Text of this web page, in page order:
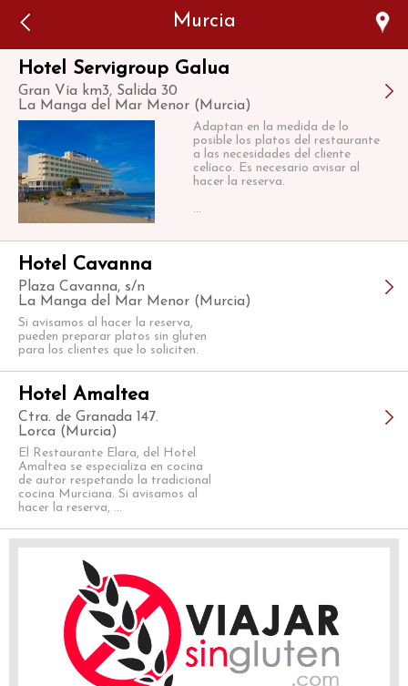
Murcia
Hotel Servigroup Galua
Gran Vía km3, Salida 30
La Manga del Mar Menor (Murcia)
Adaptan en la medida de lo
posible los platos del restaurante
a las necesidades del cliente
celíaco. Es necesario avisar al
hacer la reserva.
...
Hotel Cavanna
Plaza Cavanna, s/n
La Manga del Mar Menor (Murcia)
Si avisamos al hacer la reserva,
pueden preparar platos sin gluten
para los clientes que lo soliciten.
Hotel Amaltea
Ctra. de Granada 147.
Lorca (Murcia)
El Restaurante Elara, del Hotel
Amaltea se especializa en cocina
de autor respetando la tradicional
cocina Murciana. Si avisamos al
hacer la reserva, ...
authorized to show the cookie declaration for domain group
ID 546ddaab-b478-4440-aa8a-3b0205284212. Please add it to
the domain group in the Cookiebot Manager to authorize
the domain.